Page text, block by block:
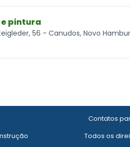
e pintura
56 - Canudos, Novo
Contatos
Todos os